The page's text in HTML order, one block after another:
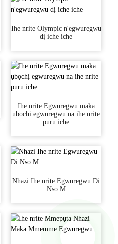
Ihe nrite Olympic n'egwuregwu
dị iche iche
Ihe nrite Egwuregwu maka
ụbọchị egwuregwu na ihe nrite
pụrụ iche
Nhazi Ihe nrite Egwuregwu Dị
Nso M